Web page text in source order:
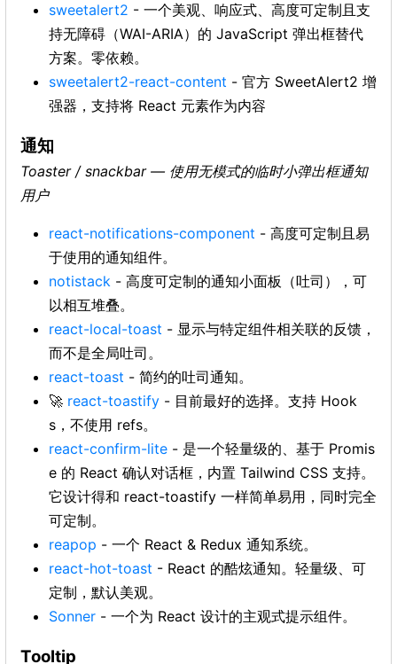
sweetalert2 - 一个美观、响应式、高度可定制且支
持无障碍（WAI-ARIA）的 JavaScript 弹出框替代
方案。零依赖。
sweetalert2-react-content - 官方 SweetAlert2 增
强器，支持将 React 元素作为内容
通知
Toaster / snackbar — 使用无模式的临时小弹出框通知
用户
react-notifications-component - 高度可定制且易
于使用的通知组件。
notistack - 高度可定制的通知小面板（吐司），可
以相互堆叠。
react-local-toast - 显示与特定组件相关联的反馈，
而不是全局吐司。
react-toast - 简约的吐司通知。
🚀 react-toastify - 目前最好的选择。支持 Hook
s，不使用 refs。
react-confirm-lite - 是一个轻量级的、基于 Promis
e 的 React 确认对话框，内置 Tailwind CSS 支持。
它设计得和 react-toastify 一样简单易用，同时完全
可定制。
reapop - 一个 React & Redux 通知系统。
react-hot-toast - React 的酷炫通知。轻量级、可
定制，默认美观。
Sonner - 一个为 React 设计的主观式提示组件。
Tooltip